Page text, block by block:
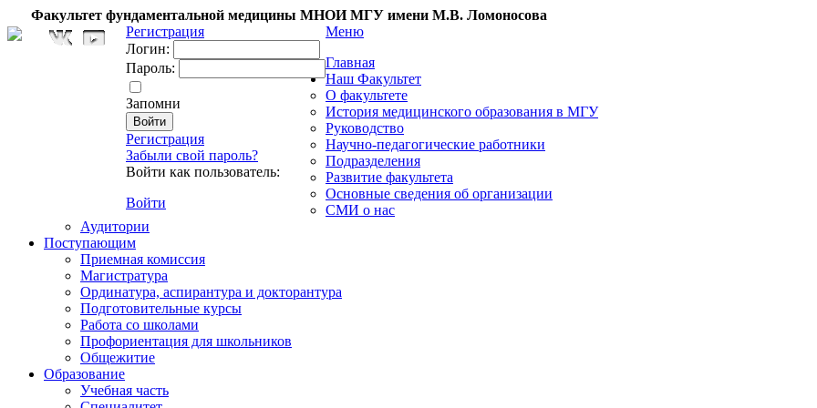
Факультет фундаментальной медицины МНОИ МГУ имени М.В. Ломоносова
Регистрация
Логин:
Пароль:
Запомни
Регистрация
Забыли свой пароль?
Войти как пользователь:
Войти
Меню
Главная
Наш Факультет
О факультете
История медицинского образования в МГУ
Руководство
Научно-педагогические работники
Подразделения
Развитие факультета
Основные сведения об организации
СМИ о нас
Аудитории
Поступающим
Приемная комиссия
Магистратура
Ординатура, аспирантура и докторантура
Подготовительные курсы
Работа со школами
Профориентация для школьников
Общежитие
Образование
Учебная часть